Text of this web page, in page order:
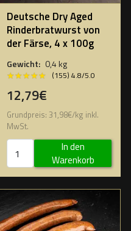
Deutsche Dry Aged
Rinderbratwurst von
der Färse, 4 x 100g
Gewicht: 0,4 kg
★★★★★
★★★★★ (155) 4.8/5.0
12,79€
Grundpreis: 31,98€/kg inkl.
MwSt.
In den
Warenkorb